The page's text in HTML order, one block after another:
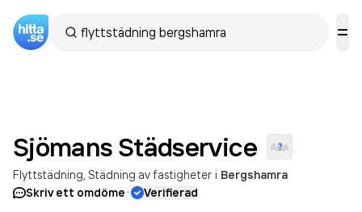
Sjömans Städservice
Flyttstädning Städning av fastigheter i Bergshamra
Skriv ett omdöme· Verifierad